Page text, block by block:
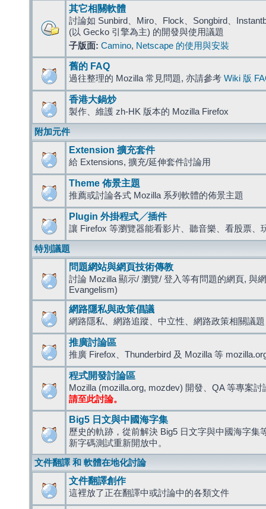
其它相關軟體
討論如 Sunbird、Miro、Flock、Songbird、
(以 Gecko 引擎為主) 的開發與使用議題
子版面: Camino, Netscape 的使用與安裝
舊的 FAQ
過往整理的 Mozilla 常見問題, 亦請參考 Wiki 版
香港大鍋炒
製作、維護 zh-HK 版本的 Mozilla Firefox
附加元件
Extension 擴充套件
給 Extensions, 擴充/延伸套件討論用
Theme 佈景主題
推薦或討論各式 Mozilla 系列軟體的佈景主題
Plugin 外掛程式╱插件
讓 Firefox 等瀏覽器能看影片、聽音樂、看股票、
特別議題
問題網站與網頁技術傳教
討論 Mozilla 顯示/ 瀏覽/ 登入等有問題的網頁, 與
Evangelism)
網路隱私與政策倡議
網路隱私、網路追蹤、中立性、網路政策相關議題
推廣討論區
推廣 Firefox、Thunderbird 及 Mozilla 等
程式開發討論區
Mozilla (mozilla.org, mozdev) 開發、QA 等專案討
請至此討論。
Big5 日文與中國海字集
歷史的軌跡，從前解決 Big5 日文字與中國海字集
新字碼測試重新開放中。
文件翻譯 和 軟體在地化討論
文件翻譯創作
這裡放了正在翻譯中或討論中的各類文件